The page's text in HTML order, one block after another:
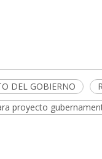
DEL GOBIERNO
proyecto